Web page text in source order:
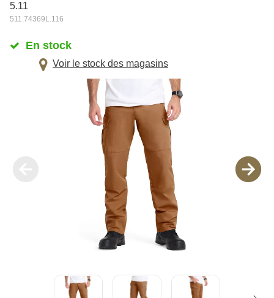
5.11
511.74369L.116
En stock
Voir le stock des magasins